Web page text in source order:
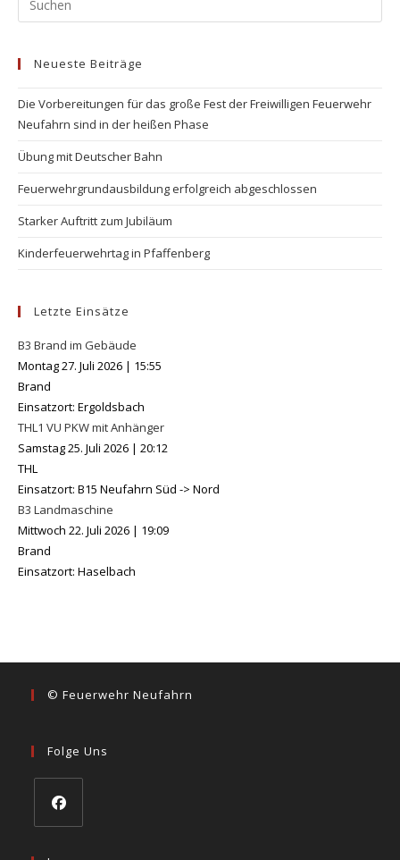
Neueste Beiträge
Die Vorbereitungen für das große Fest der Freiwilligen Feuerwehr
Neufahrn sind in der heißen Phase
Übung mit Deutscher Bahn
Feuerwehrgrundausbildung erfolgreich abgeschlossen
Starker Auftritt zum Jubiläum
Kinderfeuerwehrtag in Pfaffenberg
Letzte Einsätze
B3 Brand im Gebäude
Montag 27. Juli 2026 | 15:55
Brand
Einsatzort: Ergoldsbach
THL1 VU PKW mit Anhänger
Samstag 25. Juli 2026 | 20:12
THL
Einsatzort: B15 Neufahrn Süd -> Nord
B3 Landmaschine
Mittwoch 22. Juli 2026 | 19:09
Brand
Einsatzort: Haselbach
© Feuerwehr Neufahrn
Folge Uns